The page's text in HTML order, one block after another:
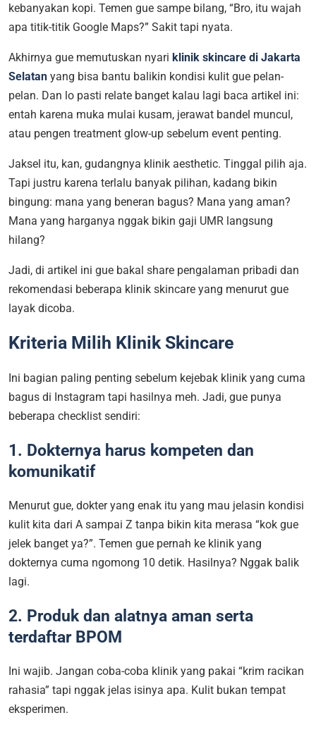
kebanyakan kopi. Temen gue sampe bilang, “Bro, itu wajah
apa titik-titik Google Maps?” Sakit tapi nyata.
Akhirnya gue memutuskan nyari klinik skincare di Jakarta
Selatan yang bisa bantu balikin kondisi kulit gue pelan-
pelan. Dan lo pasti relate banget kalau lagi baca artikel ini:
entah karena muka mulai kusam, jerawat bandel muncul,
atau pengen treatment glow-up sebelum event penting.
Jaksel itu, kan, gudangnya klinik aesthetic. Tinggal pilih aja.
Tapi justru karena terlalu banyak pilihan, kadang bikin
bingung: mana yang beneran bagus? Mana yang aman?
Mana yang harganya nggak bikin gaji UMR langsung
hilang?
Jadi, di artikel ini gue bakal share pengalaman pribadi dan
rekomendasi beberapa klinik skincare yang menurut gue
layak dicoba.
Kriteria Milih Klinik Skincare
Ini bagian paling penting sebelum kejebak klinik yang cuma
bagus di Instagram tapi hasilnya meh. Jadi, gue punya
beberapa checklist sendiri:
1. Dokternya harus kompeten dan
komunikatif
Menurut gue, dokter yang enak itu yang mau jelasin kondisi
kulit kita dari A sampai Z tanpa bikin kita merasa “kok gue
jelek banget ya?”. Temen gue pernah ke klinik yang
dokternya cuma ngomong 10 detik. Hasilnya? Nggak balik
lagi.
2. Produk dan alatnya aman serta
terdaftar BPOM
Ini wajib. Jangan coba-coba klinik yang pakai “krim racikan
rahasia” tapi nggak jelas isinya apa. Kulit bukan tempat
eksperimen.